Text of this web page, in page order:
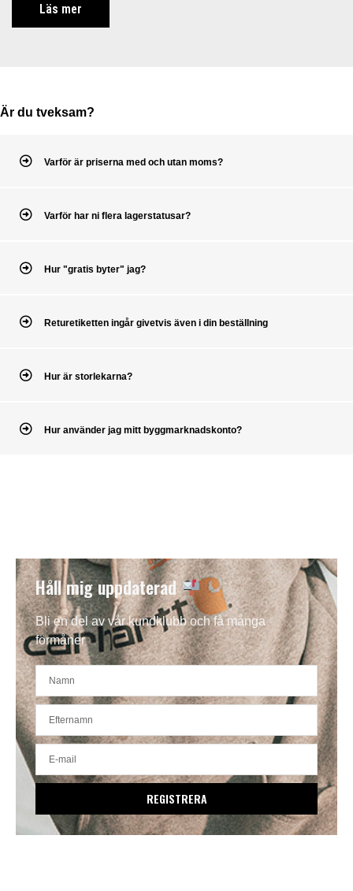
Läs mer
Är du tveksam?
Varför är priserna med och utan moms?
Varför har ni flera lagerstatusar?
Hur "gratis byter" jag?
Returetiketten ingår givetvis även i din beställning
Hur är storlekarna?
Hur använder jag mitt byggmarknadskonto?
Håll mig uppdaterad
Bli en del av vår kundklubb och få många
förmåner
REGISTRERA